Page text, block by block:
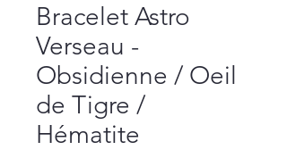
Bracelet Astro
Verseau -
Obsidienne / Oeil
de Tigre /
Hématite